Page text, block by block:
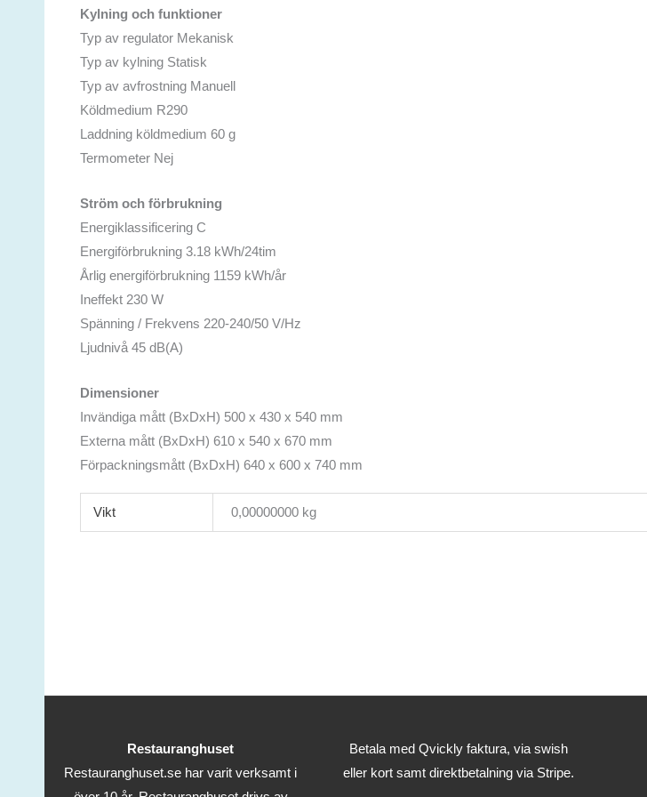
Kylning och funktioner
Typ av regulator Mekanisk
Typ av kylning Statisk
Typ av avfrostning Manuell
Köldmedium R290
Laddning köldmedium 60 g
Termometer Nej
Ström och förbrukning
Energiklassificering C
Energiförbrukning 3.18 kWh/24tim
Årlig energiförbrukning 1159 kWh/år
Ineffekt 230 W
Spänning / Frekvens 220-240/50 V/Hz
Ljudnivå 45 dB(A)
Dimensioner
Invändiga mått (BxDxH) 500 x 430 x 540 mm
Externa mått (BxDxH) 610 x 540 x 670 mm
Förpackningsmått (BxDxH) 640 x 600 x 740 mm
Vikt 0,00000000 kg
Restauranghuset
Restauranghuset.se har varit verksamt i
Betala med Qvickly faktura, via swish
eller kort samt direktbetalning via Stripe.